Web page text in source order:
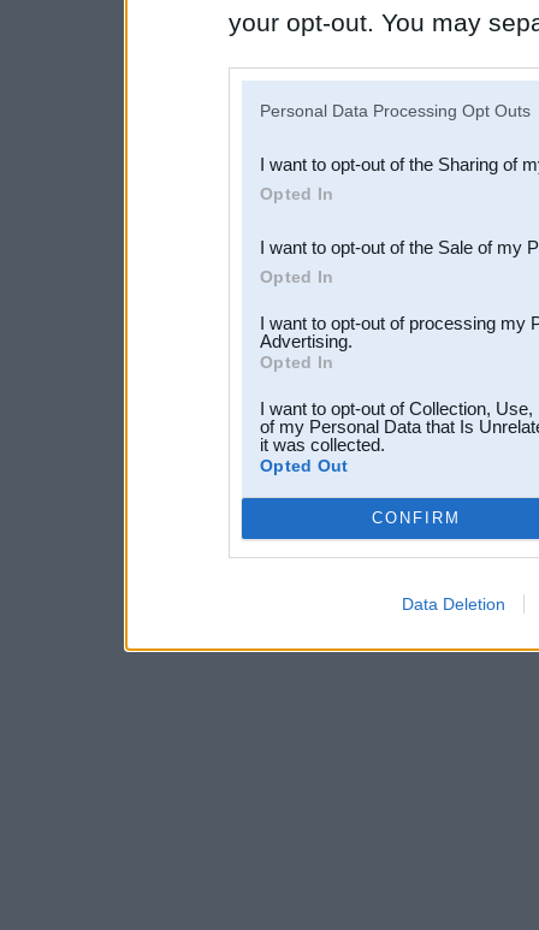
your opt-out. You may
Downstream Participants
third parties.
Personal Data Processing Opt Outs
I want to opt-out of the Sharing of
Opted In
I want to opt-out of the Sale of my
Opted In
I want to opt-out of processing my
Advertising.
Opted In
I want to opt-out of Collection,
of my Personal Data that Is
it was collected.
Opted Out
CONFIRM
Data Deletion